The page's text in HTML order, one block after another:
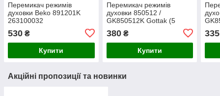
Перемикач режимів
духовки Beko 891201K
263100032
530 ₴
Купити
Перемикач режимів
духовки 850512 /
GK850512K Gottak (5
380₴
Купити
335
Акційні пропозиції та новинки